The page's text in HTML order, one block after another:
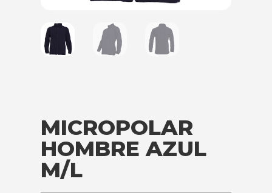
MICROPOLAR
HOMBRE AZUL
M/L